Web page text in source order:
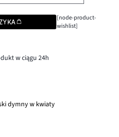
[node-product-
wishlist]
w ciągu 24h
dymny w kwiaty